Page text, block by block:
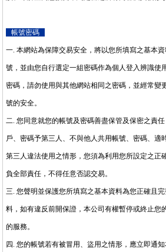
帳號密碼
一.本網站為保障交易安全，將以您所填寫之基本
號，並由您自行選定一組密碼作為個人登入辨識使
密碼，請勿使用與其他網站相同之密碼，並經常變
號的安全。
二.您同意就您的帳號及密碼善盡保管及保密之責
戶、密碼予第三人、不與他人共用帳號、密碼、適
第三人違法使用之情形，您須為利用您所設定之正
負全部責任，不得任意否認交易。
三.您聲明並保護您所填寫之基本資料為您正確且
料，如有違反前開保證，本公司有權暫停或終止您
的服務。
四 .您的帳號若有被冒用、盜用之情形，應立即通